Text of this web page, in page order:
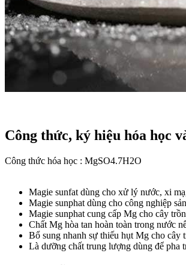
Công thức, ký hiệu hóa học
Công thức hóa học : MgSO4.7H2O
Magie sunfat dùng cho xử lý nước, xi
Magie sunphat dùng cho công nghiệp
Magie sunphat cung cấp Mg cho cây
Chất Mg hòa tan hoàn toàn trong nước
Bổ sung nhanh sự thiếu hụt Mg cho cây
Là dưỡng chất trung lượng dùng để pha